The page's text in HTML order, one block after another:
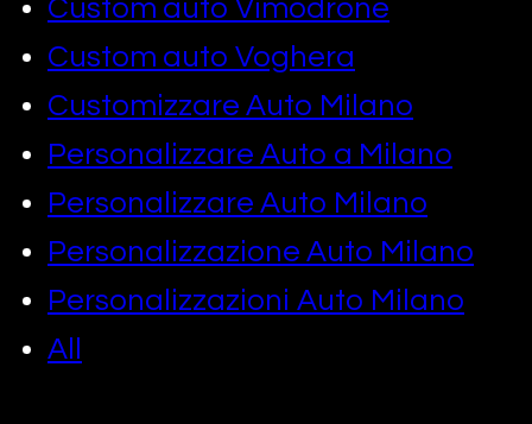
Custom auto Vimodrone
Custom auto Voghera
Customizzare Auto Milano
Personalizzare Auto a Milano
Personalizzare Auto Milano
Personalizzazione Auto Milano
Personalizzazioni Auto Milano
All